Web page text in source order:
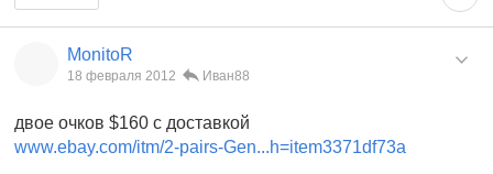
MonitoR
18 февраля 2012 Иван88
двое очков $160 c доставкой
www.ebay.com/itm/2-pairs-Gen...h=item3371df73a